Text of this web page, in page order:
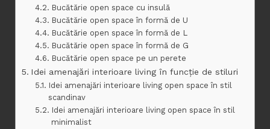
Bucătărie open space cu insulă
Bucătărie open space în formă de U
Bucătărie open space în formă de L
Bucătărie open space în formă de G
Bucătărie open space pe un perete
Idei amenajări interioare living în funcție de stiluri
Idei amenajări interioare living open space în stil
scandinav
Idei amenajări interioare living open space în stil
minimalist